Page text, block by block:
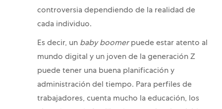
controversia dependiendo de la realidad de
cada individuo.
Es decir, un baby boomerpuede estar atento al
mundo digital y un joven de la generación Z
puede tener una buena planificación y
administración del tiempo. Para perfiles de
trabajadores, cuenta mucho la educación, los